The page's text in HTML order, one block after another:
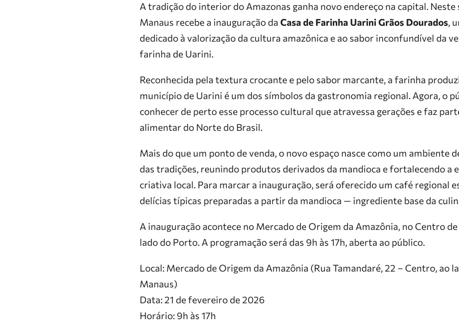
A tradição do interior do Amazonas ganha novo endereço na capital. Neste
Manaus recebe a inauguração da Casa de Farinha Uarini Grãos Dourados,
dedicado à valorização da cultura amazônica e ao sabor inconfundível da
farinha de Uarini.
Reconhecida pela textura crocante e pelo sabor marcante, a farinha
município de Uarini é um dos símbolos da gastronomia regional. Agora, o
conhecer de perto esse processo cultural que atravessa gerações e faz
alimentar do Norte do Brasil.
Mais do que um ponto de venda, o novo espaço nasce como um ambiente
das tradições, reunindo produtos derivados da mandioca e fortalecendo a
criativa local. Para marcar a inauguração, será oferecido um café regional
delícias típicas preparadas a partir da mandioca — ingrediente base da
A inauguração acontece no Mercado de Origem da Amazônia, no Centro
lado do Porto. A programação será das 9h às 17h, aberta ao público.
Local: Mercado de Origem da Amazônia (Rua Tamandaré, 22 – Centro, ao
Manaus)
Data: 21 de fevereiro de 2026
Horário: 9h às 17h